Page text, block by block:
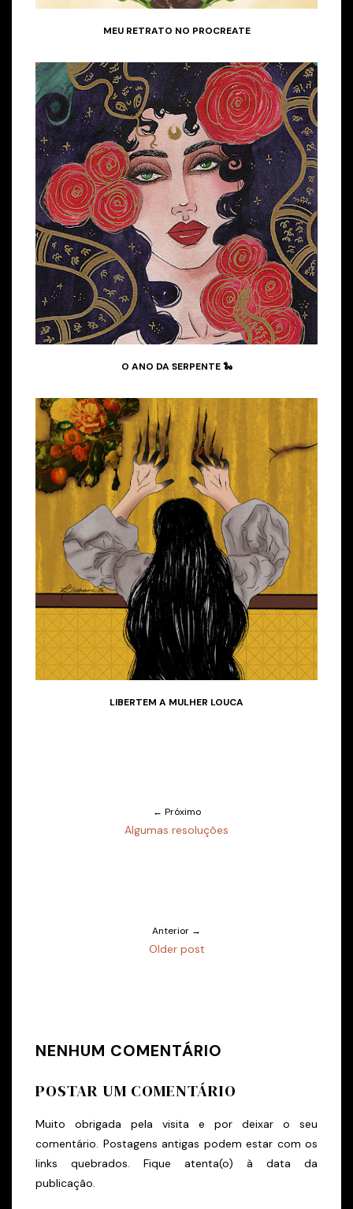
MEU RETRATO NO PROCREATE
O ANO DA SERPENTE 🐍
LIBERTEM A MULHER LOUCA
← Próximo
Algumas resoluções
Anterior →
Older post
NENHUM COMENTÁRIO
POSTAR UM COMENTÁRIO
Muito obrigada pela visita e por deixar o seu
comentário. Postagens antigas podem estar com os
links quebrados. Fique atenta(o) à data da
publicação.